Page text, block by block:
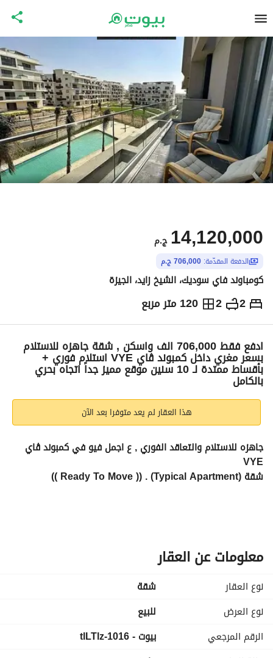
ج.م 14,120,000
الدفعة المقدّمة: 706,000 ج.م
كومباوند فاي سوديك، الشيخ زايد، الجيزة
2
2 120 متر مربع ج.م14,120,000
التفاصيل الاتجاهات والمؤشرات رهن عقاري
ادفع فقط 706,000 الف واسكن , شقة جاهزه للاستلام
بسعر مغري داخل كمبوند ڤاي VYE استلام فوري +
بأقساط ممتدة لـ 10 سنين موقع مميز جداً اتجاه بحري
بالكامل
هذا العقار لم يعد متوفرا بعد الآن
VYE
شقة (Typical Apartment) . (( Ready To Move ))
حمام رئيسي.
للمعاينة!
للتفاصيل / تحديد معاد للزياره اتصل علي
ابعتلى مسدج ابعتلك pdf المشروع + جدول الاقساط
معلومات عن العقار
نوع العقار
شقة
نوع العرض
للبيع
الرقم المرجعي
بيوت - 1016-tlLTlz